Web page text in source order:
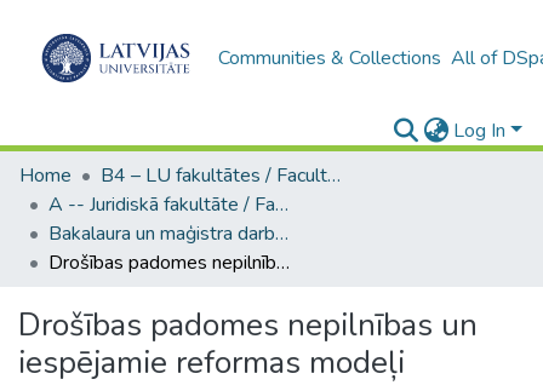
Communities & Collections All of
Log In
Home
B4 – LU fakultātes / Faculties of the UL
A -- Juridiskā fakultāte / Faculty of Law
Bakalaura un maģistra darbi (JF) / Bachelor's and Master's theses
Drošības padomes nepilnības un iespējamie reformas modeļi
Drošības padomes nepilnības un
iespējamie reformas modeļi